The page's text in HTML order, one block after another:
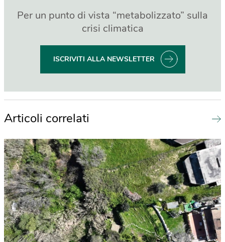
Per un punto di vista “metabolizzato” sulla
crisi climatica
ISCRIVITI ALLA NEWSLETTER
Articoli correlati